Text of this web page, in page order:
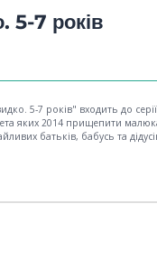
5-7 років
5-7 років" входить до серії
яких 2014 прищепити
батьків, бабусь та